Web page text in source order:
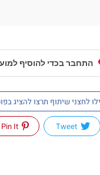
התחבר בכדי להוסיף
לחצני שיתוף תרצו להציג
Tweet
Pin It